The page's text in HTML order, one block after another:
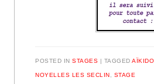
POSTED INSTAGES | TAGGEDAÏKIDO
NOYELLES LES SECLIN, STAGE